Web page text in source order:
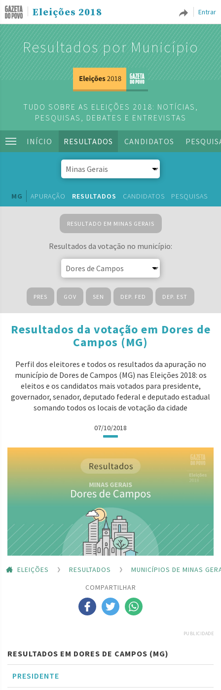
Entrar
Eleições 2018
Resultados por Município
TUDO SOBRE AS ELEIÇÕES 2018: NOTÍCIAS,
PESQUISAS, DEBATES E ENTREVISTAS
INÍCIO RESULTADOS CANDIDATOS
MG APURAÇÃO RESULTADOS CANDIDATOS PESQUISAS
RESULTADO EM MINAS GERAIS
Resultados da votação no município:
PRES GOV SEN DEP. FED DEP. EST
Resultados da votação em Dores de
Campos (MG)
Perfil dos eleitores e todos os resultados da apuração no
município de Dores de Campos (MG) nas Eleições 2018: os
eleitos e os candidatos mais votados para presidente,
governador, senador, deputado federal e deputado estadual
somando todos os locais de votação da cidade
07/10/2018
ELEIÇÕES RESULTADOS
MUNICÍPIOS DE MINAS
COMPARTILHAR
PUBLICIDADE
RESULTADOS EM DORES DE CAMPOS (MG)
PRESIDENTE